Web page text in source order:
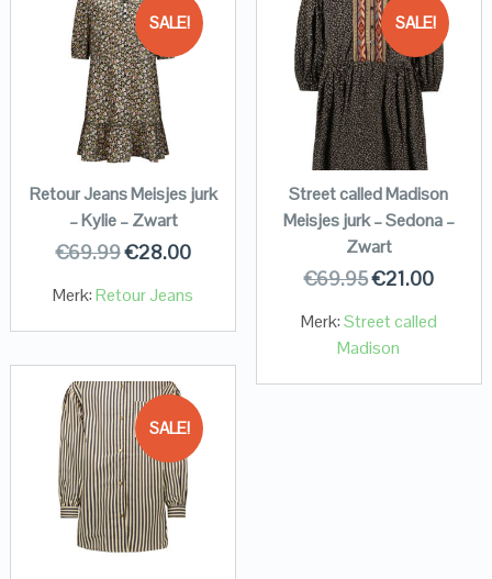
SALE!
Retour Jeans Meisjes jurk
– Kylie – Zwart
€69.99€28.00
Merk:Retour Jeans
SALE!
Street called Madison
Meisjes jurk – Sedona –
Zwart
€69.95€21.00
Merk:Street called
Madison
SALE!